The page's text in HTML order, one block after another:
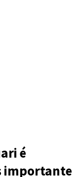
é
importante